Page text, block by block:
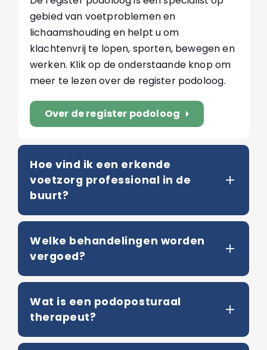
gebied van voetproblemen en
lichaamshouding en helpt u om
klachtenvrij te lopen, sporten, bewegen en
werken. Klik op de onderstaande knop om
meer te lezen over de register podoloog.
Over de register podoloog arrow_right
Hoe vind ik een erkende
voetzorg professional in de
buurt?
Welke behandelingen worden
vergoed?
Wat is een podoposturaal
therapeut?